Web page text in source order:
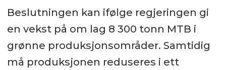
Beslutningen kan ifølge regjeringen gi
en vekst på om lag 8 300 tonn MTB i
grønne produksjonsområder. Samtidig
må produksjonen reduseres i ett